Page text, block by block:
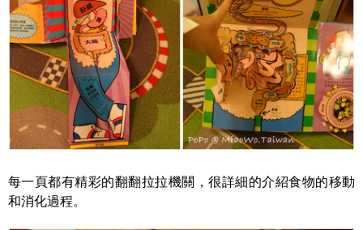
每一頁都有精彩的翻翻拉拉機關，很詳細的介紹食物的移動
和消化過程。